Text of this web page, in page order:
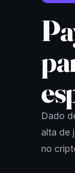
Dado
alta de
no